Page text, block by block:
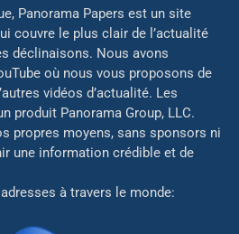
Panorama Papers est un site
couvre le plus clair de l’actualité
déclinaisons. Nous avons
où nous vous proposons de
vidéos d’actualité. Les
produit Panorama Group, LLC.
propres moyens, sans sponsors ni
une information crédible et de
à travers le monde: